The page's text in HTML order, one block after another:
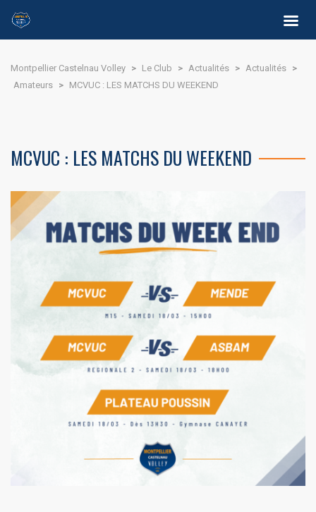
Montpellier Castelnau Volley > Le Club > Actualités > Actualités >
Amateurs > MCVUC : LES MATCHS DU WEEKEND
MCVUC : LES MATCHS DU WEEKEND